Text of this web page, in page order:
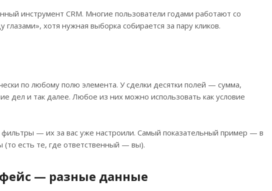
инструмент CRM. Многие пользователи годами работают со
хотя нужная выборка собирается за пару кликов.
по любому полю элемента. У сделки десятки полей — сумма,
дел и так далее. Любое из них можно использовать как условие
— их за вас уже настроили. Самый показательный пример — в
есть те, где ответственный — вы).
— разные данные